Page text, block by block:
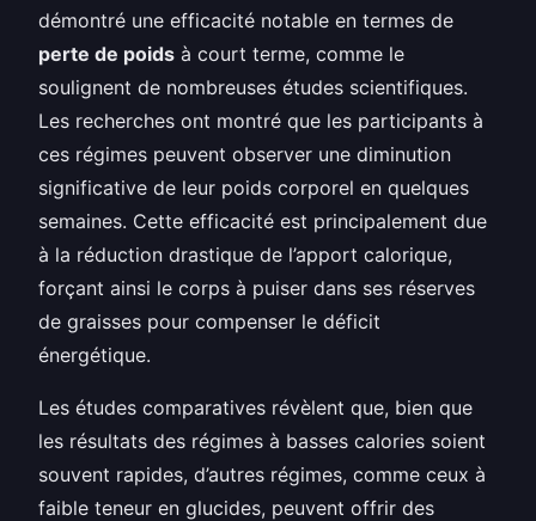
démontré une efficacité notable en termes de
perte de poids à court terme, comme le
soulignent de nombreuses études scientifiques.
Les recherches ont montré que les participants à
ces régimes peuvent observer une diminution
significative de leur poids corporel en quelques
semaines. Cette efficacité est principalement due
à la réduction drastique de l’apport calorique,
forçant ainsi le corps à puiser dans ses réserves
de graisses pour compenser le déficit
énergétique.
Les études comparatives révèlent que, bien que
les résultats des régimes à basses calories soient
souvent rapides, d’autres régimes, comme ceux à
faible teneur en glucides, peuvent offrir des